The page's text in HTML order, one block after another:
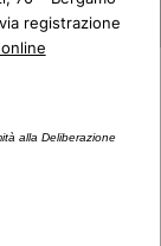
registrazione
alla Deliberazione